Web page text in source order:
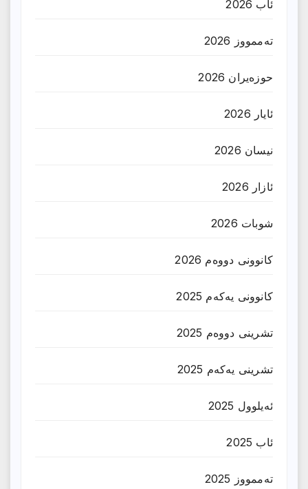
ئاب 2026
تەممووز 2026
حوزه‌یران 2026
ئایار 2026
نیسان 2026
ئازار 2026
شوبات 2026
کانوونی دووەم 2026
کانوونی یەکەم 2025
تشرینی دووەم 2025
تشرینی یەکەم 2025
ئەیلوول 2025
ئاب 2025
تەممووز 2025